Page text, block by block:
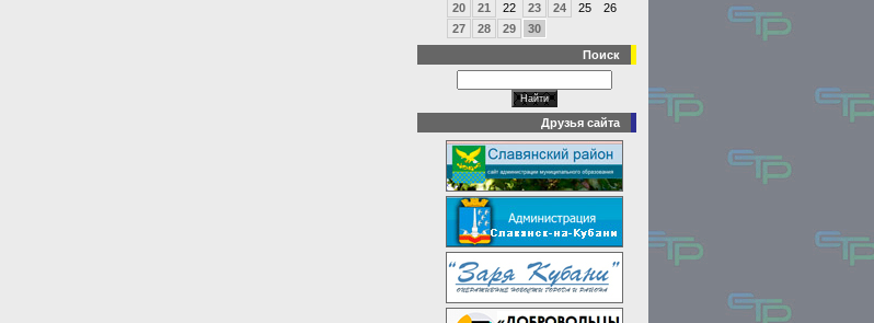
20
21 22 23 24 25
26
27
28 29
30
Поиск
Друзья сайта